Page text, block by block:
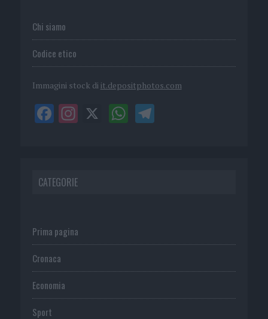
Chi siamo
Codice etico
Immagini stock di it.depositphotos.com
CATEGORIE
Prima pagina
Cronaca
Economia
Sport